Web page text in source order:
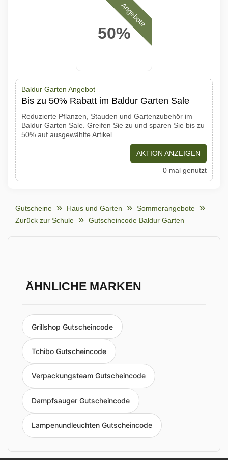
50%
Angebote
Baldur Garten Angebot
Bis zu 50% Rabatt im Baldur Garten Sale
Reduzierte Pflanzen, Stauden und Gartenzubehör im
Baldur Garten Sale. Greifen Sie zu und sparen Sie bis zu
50% auf ausgewählte Artikel
AKTION ANZEIGEN
0 mal genutzt
Gutscheine Haus und Garten
Sommerangebote
Zurück zur Schule
Gutscheincode Baldur Garten
ÄHNLICHE MARKEN
Grillshop Gutscheincode
Tchibo Gutscheincode
Verpackungsteam Gutscheincode
Dampfsauger Gutscheincode
Lampenundleuchten Gutscheincode